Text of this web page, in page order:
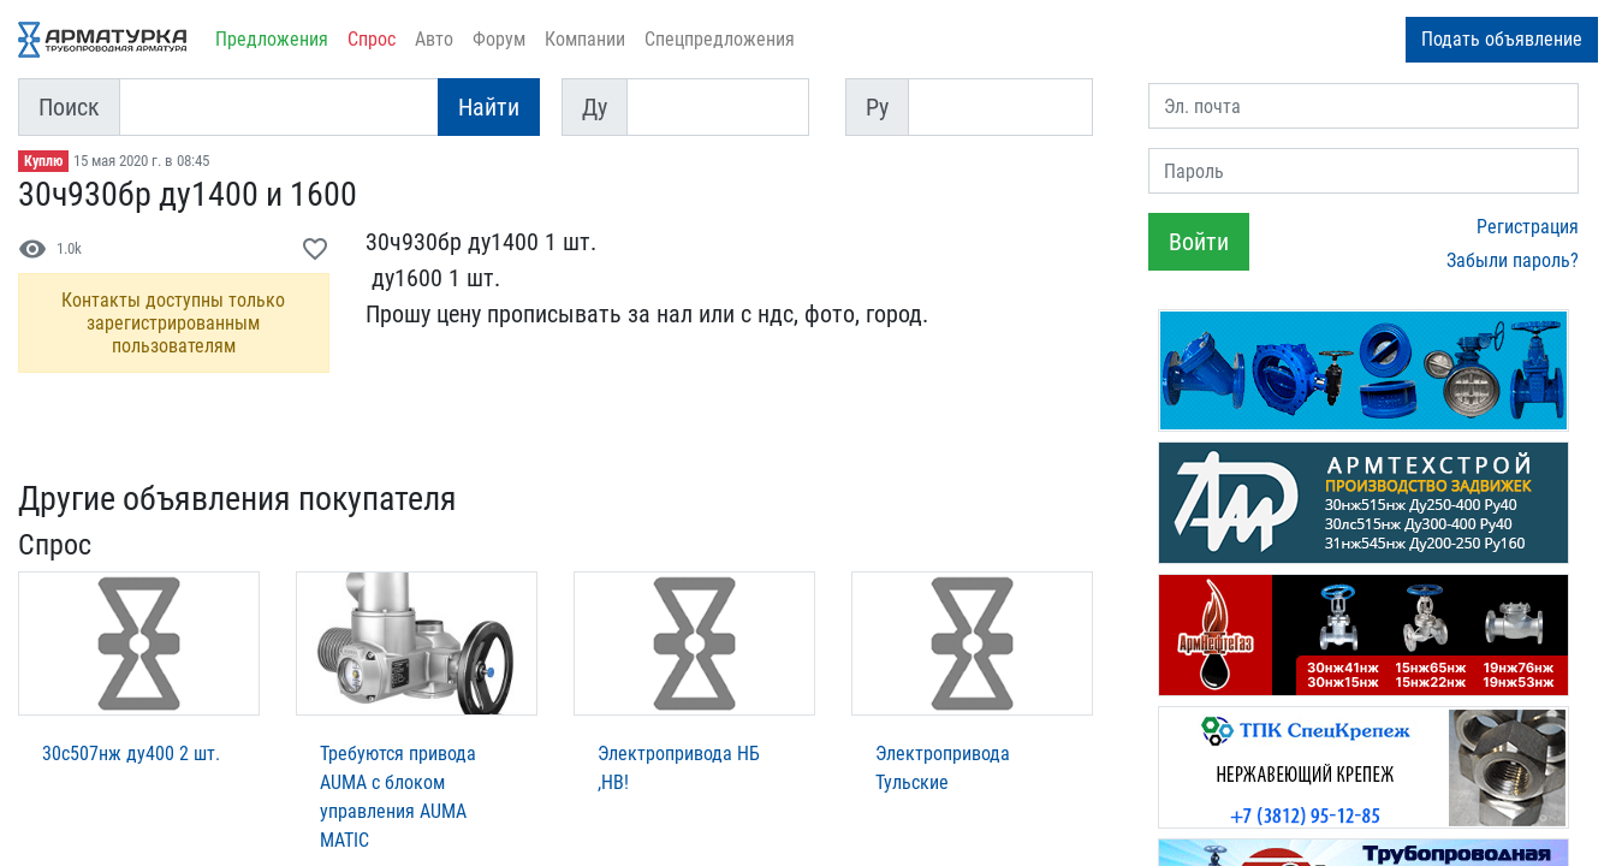
Предложения Спрос Авто Форум Компании Спецпредложения Подать объявление
Поиск Найти
Ду
Ду
Py
Py
Куплю 15 мая 2020 г. в 08:45
30ч930бр ду1400 и 1600
visibility 1.0k favorite_border
Контакты доступны только
зарегистрированным
пользователям
30ч930бр ду1400 1 шт.
​ ду1600​ 1 шт.
Прошу цену пропи​сывать за нал или с ндс,​ фото, город.
Другие объявления покупателя
Спрос
30с507нж ду400 2 шт.
Требуются привода
AUMA с блоком
управления AUMA
MATIC
Электропривода НБ
,НВ!
Электропривода
Тульские
Эл. почта
Пароль
Войти
Регистрация
Забыли пароль?